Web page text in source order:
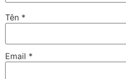
Tên *
Email *